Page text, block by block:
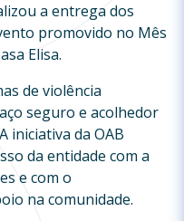
a entrega dos
promovido no Mês
Elisa.
de violência
seguro e acolhedor
iniciativa da OAB
da entidade com a
e com o
na comunidade.